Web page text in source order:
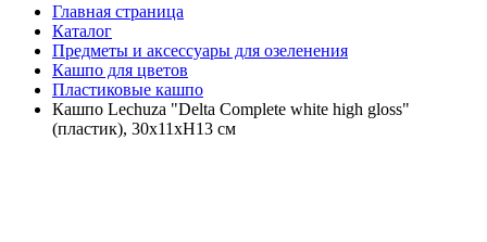
Главная страница
Каталог
Предметы и аксессуары для озеленения
Кашпо для цветов
Пластиковые кашпо
Кашпо Lechuza "Delta Complete white high gloss"
(пластик), 30x11xH13 см